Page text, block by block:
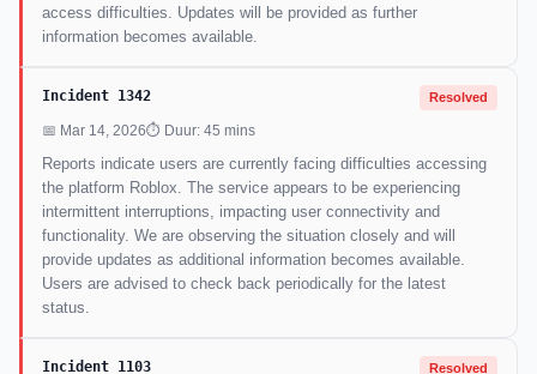
access difficulties. Updates will be provided as further
information becomes available.
Incident 1342 Resolved
📅 Mar 14, 2026⏱ Duur: 45 mins
Reports indicate users are currently facing difficulties accessing
the platform Roblox. The service appears to be experiencing
intermittent interruptions, impacting user connectivity and
functionality. We are observing the situation closely and will
provide updates as additional information becomes available.
Users are advised to check back periodically for the latest
status.
Incident 1103 Resolved